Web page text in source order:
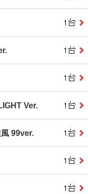
Ver.
99ver.